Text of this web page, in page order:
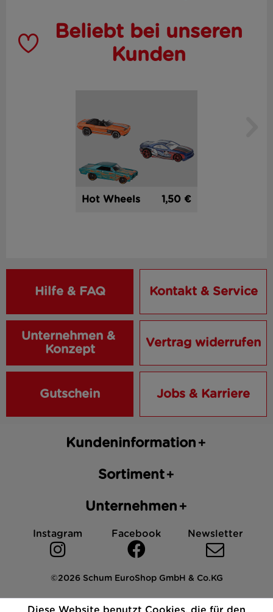
Beliebt bei unseren
Kunden
Hot Wheels 1,50 €
Hilfe & FAQ Kontakt & Service
Unternehmen &
Konzept
Vertrag widerrufen
Gutschein Jobs & Karriere
Kundeninformation
Sortiment
Unternehmen
Instagram Facebook Newsletter
©2026 Schum EuroShop GmbH & Co.KG
Impressum Datenschutz AGB Cookies